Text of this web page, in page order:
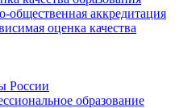
общественная аккредитация
оценка качества
России
образование